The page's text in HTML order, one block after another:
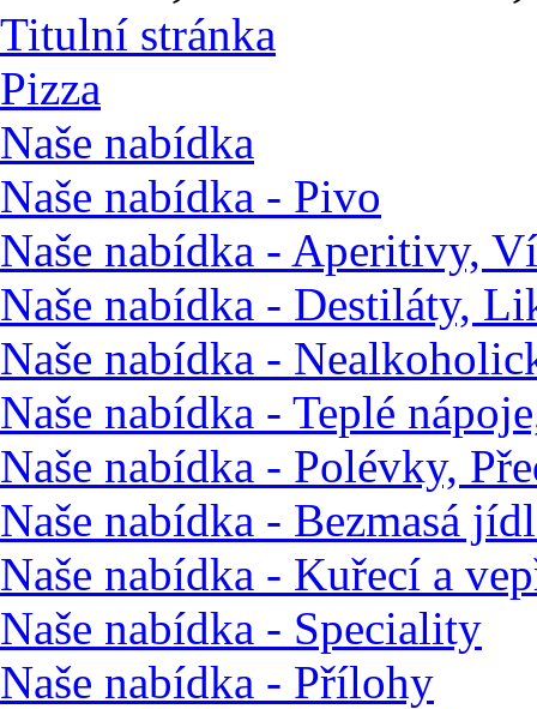
Titulní stránka
Pizza
Naše nabídka
Naše nabídka - Pivo
Naše nabídka - Aperitivy,
Naše nabídka - Destiláty,
Naše nabídka -
Naše nabídka - Teplé
Naše nabídka - Polévky,
Naše nabídka - Bezmasá
Naše nabídka - Kuřecí a
Naše nabídka - Speciality
Naše nabídka - Přílohy